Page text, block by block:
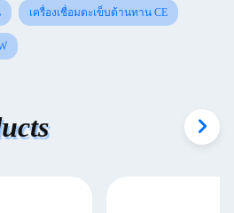
เครื่องเชื่อมตะเข็บต้านทาน CE